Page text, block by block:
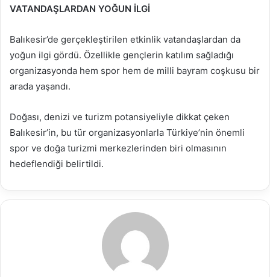
VATANDAŞLARDAN YOĞUN İLGİ
Balıkesir’de gerçekleştirilen etkinlik vatandaşlardan da
yoğun ilgi gördü. Özellikle gençlerin katılım sağladığı
organizasyonda hem spor hem de milli bayram coşkusu bir
arada yaşandı.
Doğası, denizi ve turizm potansiyeliyle dikkat çeken
Balıkesir’in, bu tür organizasyonlarla Türkiye’nin önemli
spor ve doğa turizmi merkezlerinden biri olmasının
hedeflendiği belirtildi.